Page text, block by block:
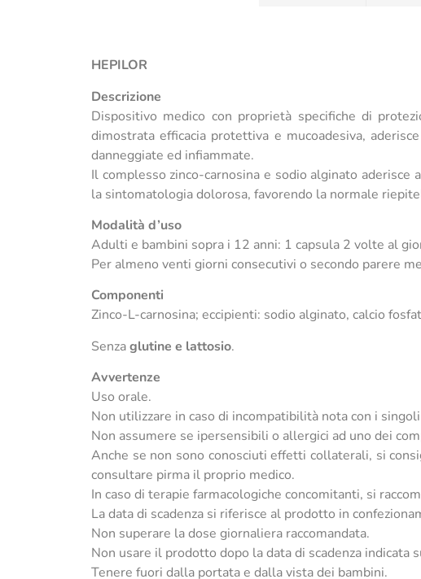
HEPILOR
Descrizione
Dispositivo medico con proprietà specifiche di
dimostrata efficacia protettiva e mucoadesiva,
danneggiate ed infiammate.
Il complesso zinco-carnosina e sodio alginato
la sintomatologia dolorosa, favorendo la normale
Modalità d’uso
Adulti e bambini sopra i 12 anni: 1 capsula 2 volte al
Per almeno venti giorni consecutivi o secondo parere
Componenti
Zinco-L-carnosina; eccipienti: sodio alginato, calcio
Senzaglutine e lattosio.
Avvertenze
Uso orale.
Non utilizzare in caso di incompatibilità nota con i
Non assumere se ipersensibili o allergici ad uno dei
Anche se non sono conosciuti effetti collaterali, si
consultare pirma il proprio medico.
In caso di terapie farmacologiche concomitanti, si
La data di scadenza si riferisce al prodotto in
Non superare la dose giornaliera raccomandata.
Non usare il prodotto dopo la data di scadenza indicata
Tenere fuori dalla portata e dalla vista dei bambini.